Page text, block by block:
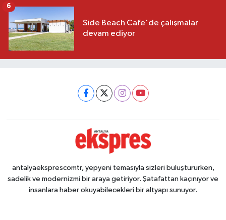
Side Beach Cafe'de çalışmalar
devam ediyor
6
antalyaeksprescomtr, yepyeni temasıyla sizleri buluştururken,
sadelik ve modernizmi bir araya getiriyor. Şatafattan kaçınıyor ve
insanlara haber okuyabilecekleri bir altyapı sunuyor.